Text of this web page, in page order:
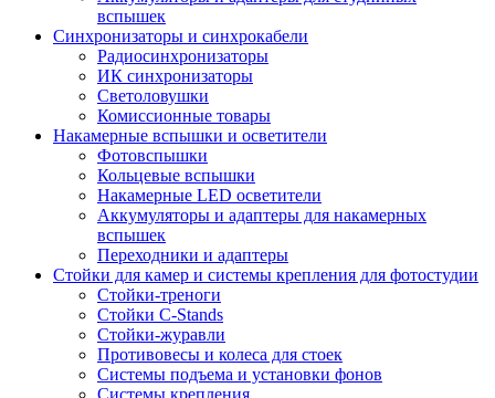
вспышек
Синхронизаторы и синхрокабели
Радиосинхронизаторы
ИК синхронизаторы
Светоловушки
Комиссионные товары
Накамерные вспышки и осветители
Фотовспышки
Кольцевые вспышки
Накамерные LED осветители
Аккумуляторы и адаптеры для накамерных
вспышек
Переходники и адаптеры
Стойки для камер и системы крепления для фотостудии
Стойки-треноги
Стойки C-Stands
Стойки-журавли
Противовесы и колеса для стоек
Системы подъема и установки фонов
Системы крепления